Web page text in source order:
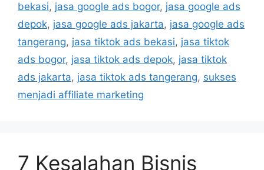
bekasi, jasa google ads bogor, jasa google ads
depok, jasa google ads jakarta, jasa google ads
tangerang, jasa tiktok ads bekasi, jasa tiktok
ads bogor, jasa tiktok ads depok, jasa tiktok
ads jakarta, jasa tiktok ads tangerang, sukses
menjadi affiliate marketing
7 Kesalahan Bisnis